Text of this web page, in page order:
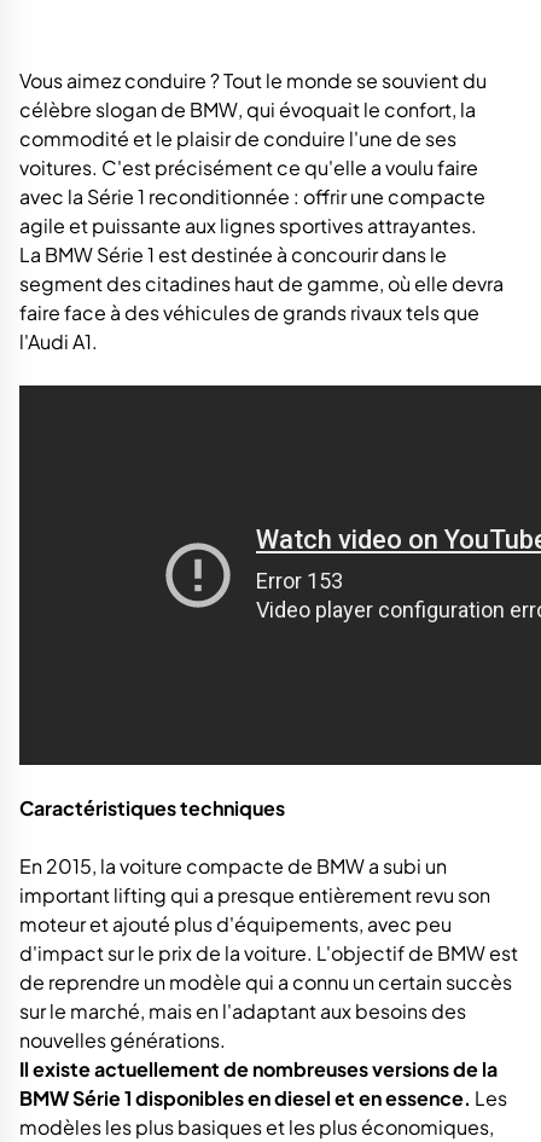
Vous aimez conduire ? Tout le monde se souvient du
célèbre slogan de BMW, qui évoquait le confort, la
commodité et le plaisir de conduire l'une de ses
voitures. C'est précisément ce qu'elle a voulu faire
avec la Série 1 reconditionnée : offrir une compacte
agile et puissante aux lignes sportives attrayantes.
La BMW Série 1 est destinée à concourir dans le
segment des citadines haut de gamme, où elle devra
faire face à des véhicules de grands rivaux tels que
l'Audi A1.
Caractéristiques techniques
En 2015, la voiture compacte de BMW a subi un
important lifting qui a presque entièrement revu son
moteur et ajouté plus d'équipements, avec peu
d'impact sur le prix de la voiture. L'objectif de BMW est
de reprendre un modèle qui a connu un certain succès
sur le marché, mais en l'adaptant aux besoins des
nouvelles générations.
Il existe actuellement de nombreuses versions de la
BMW Série 1 disponibles en diesel et en essence. Les
modèles les plus basiques et les plus économiques,